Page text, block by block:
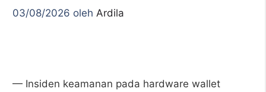
03/08/2026 oleh Ardila
— Insiden keamanan pada hardware wallet